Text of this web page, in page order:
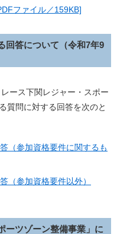
ファイル／159KB]
回答について（令和7年9
ース下関レジャー・スポー
質問に対する回答を次のと
（参加資格要件に関するも
（参加資格要件以外）
ーツゾーン整備事業」に